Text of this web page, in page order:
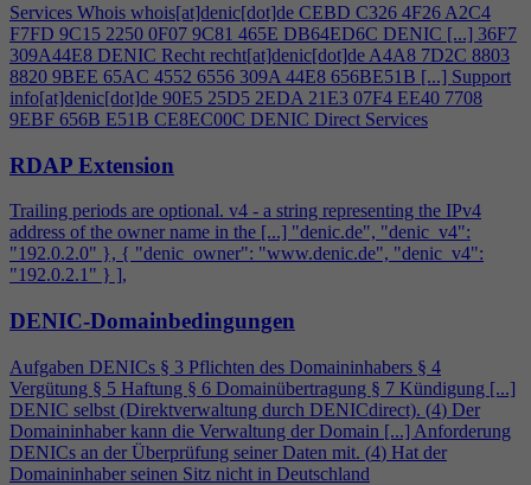
Services Whois whois[at]denic[dot]de CEBD C326 4F26 A2C4
F7FD 9C15 2250 0F07 9C81 465E DB64ED6C DENIC [...] 36F7
309A44E8 DENIC Recht recht[at]denic[dot]de A4A8 7D2C 8803
8820 9BEE 65AC 4552 6556 309A 44E8 656BE51B [...] Support
info[at]denic[dot]de 90E5 25D5 2EDA 21E3 07F4 EE40 7708
9EBF 656B E51B CE8EC00C DENIC Direct Services
RDAP Extension
Trailing periods are optional. v4 - a string representing the IPv4
address of the owner name in the [...] "denic.de", "denic_v4":
"192.0.2.0" }, { "denic_owner": "www.denic.de", "denic_v4":
"192.0.2.1" } ],
DENIC-Domainbedingungen
Aufgaben DENICs § 3 Pflichten des Domaininhabers § 4
Vergütung § 5 Haftung § 6 Domainübertragung § 7 Kündigung [...]
DENIC selbst (Direktverwaltung durch DENICdirect). (4) Der
Domaininhaber kann die Verwaltung der Domain [...] Anforderung
DENICs an der Überprüfung seiner Daten mit. (4) Hat der
Domaininhaber seinen Sitz nicht in Deutschland